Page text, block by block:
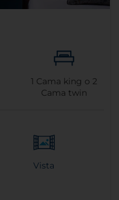
1 Cama king o 2
Cama twin
Vista